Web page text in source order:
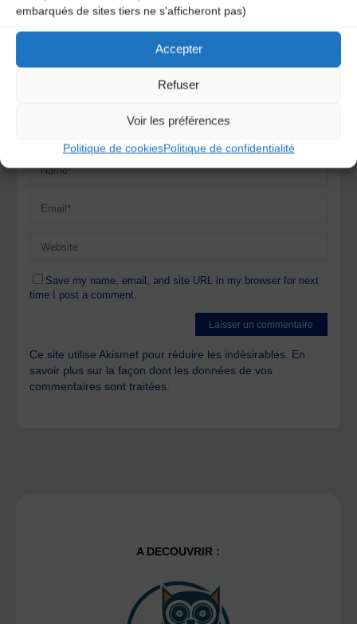
embarqués de sites tiers ne s'afficheront pas)
Accepter
Refuser
Voir les préférences
Politique de cookiesPolitique de confidentialité
obligatoires sont indiqués avec*
Save my name, email, and site URL in my browser for next
time I post a comment.
Ce site utilise Akismet pour réduire les indésirables. En
savoir plus sur la façon dont les données de vos
commentaires sont traitées.
A DECOUVRIR :